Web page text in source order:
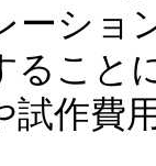
ーショ
ること
試作費